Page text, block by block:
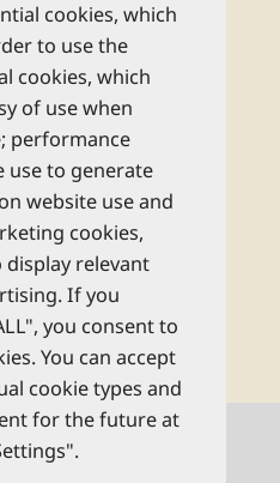
kostenlosen
und bleiben Sie
allen Reise-Neuheiten
dem Reise Know-
abonnieren
cookies, which
to use the
cookies, which
of use when
performance
use to generate
website use and
cookies,
relevant
If you
you consent to
You can accept
cookie types and
for the future at